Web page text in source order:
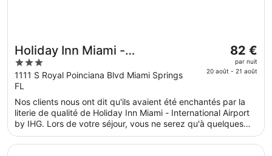
Holiday Inn Miami -
International Airport by IHG
3
out
of
5
1111 S Royal Poinciana Blvd Miami Springs
FL
Le
prix
est
par
nuit
du 20
août
au 21
82 €
par nuit
20 août - 21 août
Nos clients nous ont dit qu'ils avaient été enchantés par la
literie de qualité de Holiday Inn Miami - International Airport
by IHG. Lors de votre séjour, vous ne serez qu'à quelques
minutes de marche de Miami River. L'accès Wi-Fi à Internet
gratuit, une navette gratuite vers et depuis l'aéroport et une
S’ouvre dans une nouvelle fenêtre
Eden Roc Miami Beach